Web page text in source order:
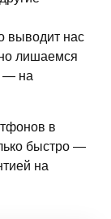
выводит нас
лишаемся
— на
в
быстро —
на